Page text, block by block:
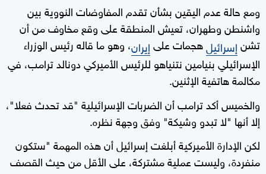
ومع حالة عدم اليقين بشأن تقدم المفاوضات النووية بين
واشنطن وطهران، تعيش المنطقة على وقع مخاوف من أن
تشنإسرائيلهجمات علىإيران، وهو ما قاله رئيس الوزراء
الإسرائيلي بنيامين نتنياهو للرئيس الأميركي دونالد ترامب، في
مكالمة هاتفية الإثنين.
والخميس أكد ترامب أن الضربات الإسرائيلية "قد تحدث فعلا"،
إلا أنها "لا تبدو وشيكة" وفق وجهة نظره.
لكن الإدارة الأميركية أبلغت إسرائيل أن هذه المهمة "ستكون
منفردة، وليست عملية مشتركة، على الأقل من حيث القصف